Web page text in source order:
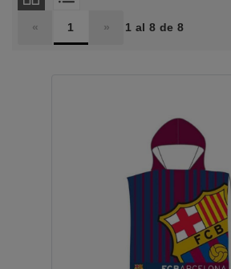
« 1 » 1 al 8 de 8